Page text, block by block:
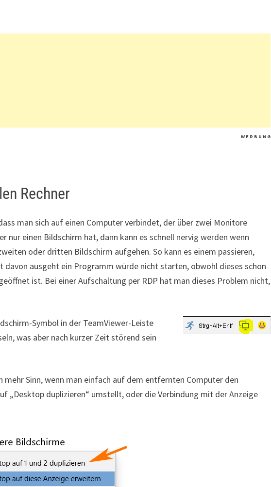
W E R B U N G
Rechner
man sich auf einen Computer verbindet, der über zwei Monitore
nur einen Bildschirm hat, dann kann es schnell nervig werden wenn
oder dritten Bildschirm aufgehen. So kann es einem passieren,
ausgeht ein Programm würde nicht starten, obwohl dieses schon
ist. Bei einer Aufschaltung per RDP hat man dieses Problem nicht,
Symbol in der TeamViewer-Leiste
was aber nach kurzer Zeit störend sein
mehr Sinn, wenn man einfach auf dem entfernten Computer den
„Desktop duplizieren“ umstellt, oder die Verbindung mit der Anzeige